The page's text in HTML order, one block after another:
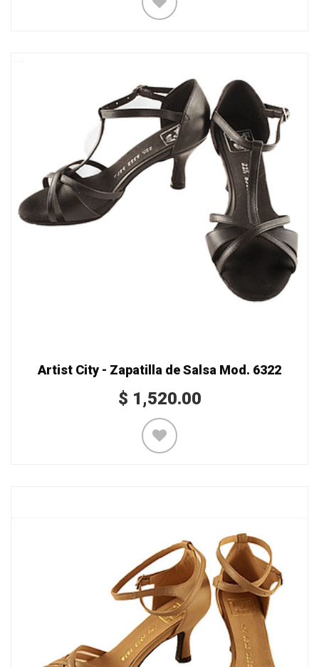
Artist City - Zapatilla de Salsa Mod. 6322
$ 1,520.00